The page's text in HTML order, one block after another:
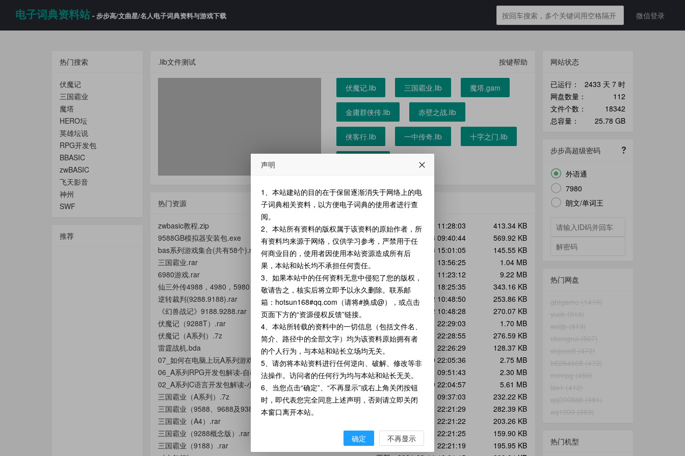
电子词典资料站 - 步步高/文曲星/名人电子词典资料与游戏下载 微信登录
热门搜索
伏魔记
三国霸业
魔塔
HERO坛
英雄坛说
RPG开发包
BBASIC
zwBASIC
飞天影音
神州
SWF
推荐
.lib文件测试 按键帮助
热门资源
zwbasic教程.zip 更新：2026-03-01 11:28:03
413.34 KB
9588GB模拟器安装包.exe
更新：2020-11-23 09:40:44
569.92 KB
bas系列游戏集合(共有58个).rar
更新：2020-11-23 15:01:05
145.55 KB
三国霸业.rar
更新：2026-01-11 13:56:25
1.04 MB
6980游戏.rar
更新：2026-04-01 11:23:12
9.22 MB
仙三外传4988，4980，5980，A100.zip
更新：2021-09-11 18:25:35
343.16 KB
逆转裁判(9288.9188).rar
更新：2021-05-02 10:48:50
253.86 KB
《幻兽战记》9188.9288.rar
更新：2021-05-02 10:48:28
270.07 KB
伏魔记（9288T）.rar
更新：2021-08-21 22:29:03
1.70 MB
伏魔记（A系列）.7z
更新：2021-08-21 22:28:55
276.59 KB
雷霆战机.bda
更新：2021-08-21 22:26:29
128.37 KB
07_如何在电脑上玩A系列游戏(完整版).7z
更新：2022-04-29 22:05:36
2.75 MB
06_A系列RPG开发包解读-自己动手修改伏魔记（完整版）.7z
更新：2023-06-21 09:51:43
2.30 MB
02_A系列C语言开发包解读-小游戏源码（完整版）.7z
更新：2022-04-29 22:04:57
5.61 MB
三国霸业（A系列）.7z
更新：2021-11-21 09:37:03
232.22 KB
三国霸业（9588、9688及9388特别版）.rar
更新：2021-08-21 22:21:29
282.39 KB
三国霸业（A4）.rar
更新：2021-08-21 22:21:22
203.26 KB
三国霸业（9288概念版）.rar
更新：2021-08-21 22:21:25
159.90 KB
三国霸业（9188）.rar
更新：2021-08-21 22:21:19
195.95 KB
网站状态
已运行：
2433 天 7 时
网盘数量：
112
文件个数：
18342
总容量：
25.78 GB
步步高超级密码
 外语通
 7980
 朗文/单词王
热门网盘
gbtgame (1419)
yuck (918)
wstjb (813)
chengrui (507)
dojosoft (473)
b6284668 (473)
mmrpg (450)
lav1 (412)
qq200888 (381)
aq1990 (369)
热门机型
声明
1、本站建站的目的在于保留逐渐消失于网络上的电
子词典相关资料，以方便电子词典的使用者进行查
阅。
2、本站所有资料的版权属于该资料的原始作者，所
有资料均来源于网络，仅供学习参考，严禁用于任
何商业目的，使用者因使用本站资源造成所有后
果，本站和站长均不承担任何责任。
3、如果本站中的任何资料无意中侵犯了您的版权，
敬请告之，核实后将立即予以永久删除。联系邮
箱：hotsun168#qq.com（请将#换成@），或点击
页面下方的“资源侵权反馈”链接。
4、本站所转载的资料中的一切信息（包括文件名、
简介、路径中的全部文字）均为该资料原始拥有者
的个人行为，与本站和站长立场均无关。
5、请勿将本站资料进行任何逆向、破解、修改等非
法操作。访问者的任何行为均与本站和站长无关。
6、当您点击“确定”、“不再显示”或右上角关闭按钮
时，即代表您完全同意上述声明，否则请立即关闭
本窗口离开本站。
确定 不再显示